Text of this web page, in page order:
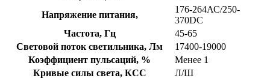
Напряжение питания,
176-264АС/250-
370DC
Частота, Гц
45-65
Световой поток светильника, Лм
17400-19000
Коэффициент пульсаций, %
Менее 1
Кривые силы света, КСС
Л/Ш